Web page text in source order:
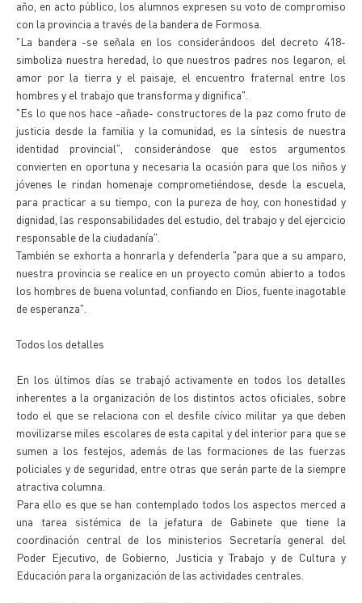
año, en acto público, los alumnos expresen su voto de compromiso
con la provincia a través de la bandera de Formosa.
"La bandera -se señala en los considerándoos del decreto 418-
simboliza nuestra heredad, lo que nuestros padres nos legaron, el
amor por la tierra y el paisaje, el encuentro fraternal entre los
hombres y el trabajo que transforma y dignifica".
"Es lo que nos hace -añade- constructores de la paz como fruto de
justicia desde la familia y la comunidad, es la síntesis de nuestra
identidad provincial", considerándose que estos argumentos
convierten en oportuna y necesaria la ocasión para que los niños y
jóvenes le rindan homenaje comprometiéndose, desde la escuela,
para practicar a su tiempo, con la pureza de hoy, con honestidad y
dignidad, las responsabilidades del estudio, del trabajo y del ejercicio
responsable de la ciudadanía".
También se exhorta a honrarla y defenderla "para que a su amparo,
nuestra provincia se realice en un proyecto común abierto a todos
los hombres de buena voluntad, confiando en Dios, fuente inagotable
de esperanza".
Todos los detalles
En los últimos días se trabajó activamente en todos los detalles
inherentes a la organización de los distintos actos oficiales, sobre
todo el que se relaciona con el desfile cívico militar ya que deben
movilizarse miles escolares de esta capital y del interior para que se
sumen a los festejos, además de las formaciones de las fuerzas
policiales y de seguridad, entre otras que serán parte de la siempre
atractiva columna.
Para ello es que se han contemplado todos los aspectos merced a
una tarea sistémica de la jefatura de Gabinete que tiene la
coordinación central de los ministerios Secretaría general del
Poder Ejecutivo, de Gobierno, Justicia y Trabajo y de Cultura y
Educación para la organización de las actividades centrales.